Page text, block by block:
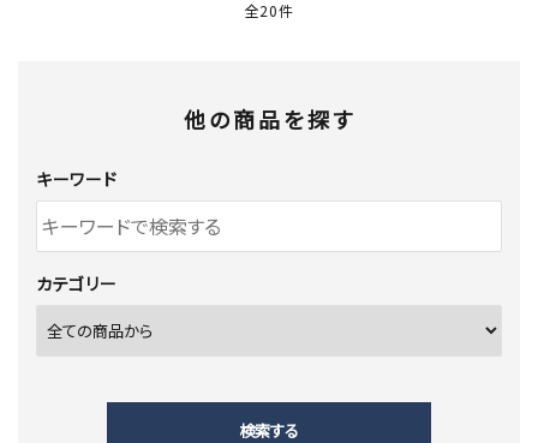
全20件
他の商品を探す
キーワード
カテゴリー
検索する